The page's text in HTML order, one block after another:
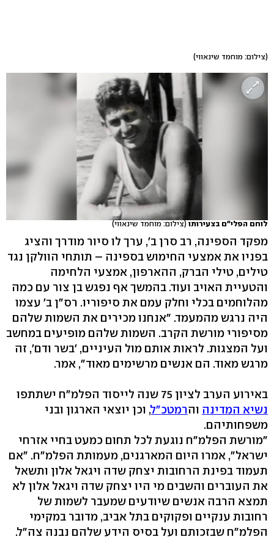
(צילום: מוחמד שינאווי)
לוחם הפלי"ם בצעירותו(צילום: מוחמד שינאווי)
מפקד הספינה, רב סרן ב', ערך לו סיור מודרך והציג
בפניו את אמצעי החימוש בספינה – תותחי הוולקן נגד
טילים, טילי הברק, ההארפון, אמצעי הלחימה
והטעיית האויב ועוד. בהמשך אף נפגש בן צור עם כמה
מהלוחמים בכלי וחלק עמם את סיפוריו. רס"ן ב' עצמו
היה נרגש מהמעמד. "אנחנו מכירים את השמות שלהם
מסיפורי מורשת הקרב. השמות שלהם מופיעים במחשב
ועל המצגות. לראות אותם מול העיניים, 'בשר ודם', זה
מרגש מאוד. הם אנשים מרשימים מאוד", אמר.
באירוע הערב לציון 75 שנה לייסוד הפלמ"ח ישתתפו
נשיא המדינה והרמטכ"ל, וכן יוצאי הארגון ובני
משפחותיהם.
"מורשת הפלמ"ח נוגעת לכל תחום כמעט בחיי אזרחי
ישראל", אמרו היום המארגנים, מעמותת הפלמ"ח. "אם
תעמוד בפינת הרחובות יצחק שדה ויגאל אלון ותשאל
את העוברים והשבים מי היו יצחק שדה ויגאל אלון לא
תמצא הרבה אנשים שיודעים שמעבר לשמות של
רחובות ענקיים ופקוקים בתל אביב, מדובר במקימי
הפלמ"ח שבזכותם ועל בסיס הידע שלהם נבנה צה"ל.